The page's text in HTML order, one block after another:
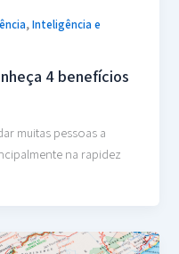
,Inteligência e
4 benefícios
muitas pessoas a
na rapidez